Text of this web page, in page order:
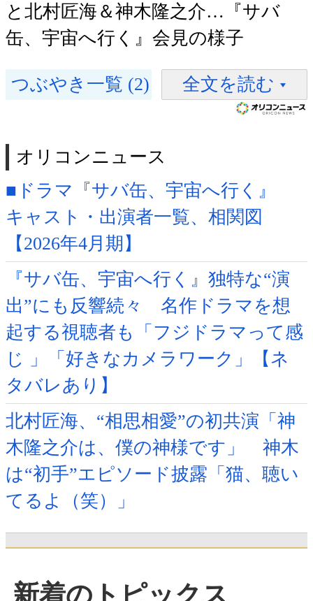
と北村匠海＆神木隆之介…『サバ
缶、宇宙へ行く』会見の様子
つぶやき一覧 (2) 全文を読む
オリコンニュース
■ドラマ『サバ缶、宇宙へ行く』
キャスト・出演者一覧、相関図
【2026年4月期】
『サバ缶、宇宙へ行く』独特な“演
出”にも反響続々 名作ドラマを想
起する視聴者も「フジドラマって感
じ 」「好きなカメラワーク」【ネ
タバレあり】
北村匠海、“相思相愛”の初共演「神
木隆之介は、僕の神様です」 神木
は“初手”エピソード披露「猫、聴い
てるよ（笑）」
新着のトピックス